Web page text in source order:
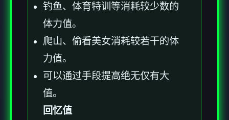
钓鱼、体育特训等消耗较少数的
体力值。
爬山、偷看美女消耗较若干的体
力值。
可以通过手段提高绝无仅有大
值。
回忆值